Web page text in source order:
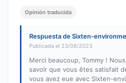
Opinión traducida
Respuesta de Sixten-
Publicada el 23/08/2023
Merci beaucoup, Tommy !
savoir que vous êtes satisfait
vous avez eue avec Sixten-